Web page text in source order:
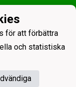
för att förbättra
och statistiska